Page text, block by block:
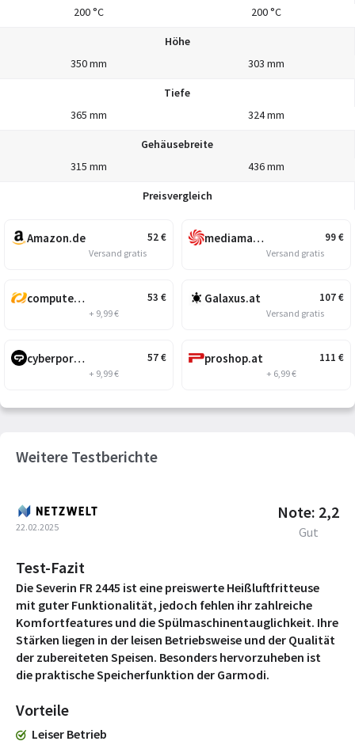
200 °C
200 °C
Höhe
350 mm
303 mm
Tiefe
365 mm
324 mm
Gehäusebreite
315 mm
436 mm
Preisvergleich
52€
Amazon.de
Versand gratis
53 €
computeruniverse.net
+ 9,99 €
57€
cyberport.at
+ 9,99 €
99€
mediamarkt.at
Versand gratis
107€
Galaxus.at
Versand gratis
111 €
proshop.at
+ 6,99 €
Weitere Testberichte
22.02.2025
Note: 2,2
Gut
Test-Fazit
Die Severin FR 2445 ist eine preiswerte Heißluftfritteuse
mit guter Funktionalität, jedoch fehlen ihr zahlreiche
Komfortfeatures und die Spülmaschinentauglichkeit. Ihre
Stärken liegen in der leisen Betriebsweise und der Qualität
der zubereiteten Speisen. Besonders hervorzuheben ist
die praktische Speicherfunktion der Garmodi.
Vorteile
Leiser Betrieb